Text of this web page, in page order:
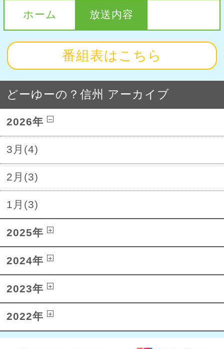
ホーム 放送内容
番組表はこちら
どーゆーの？信州 アーカイブ
2026年
3月(4)
2月(3)
1月(3)
2025年
2024年
2023年
2022年